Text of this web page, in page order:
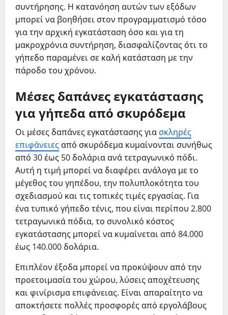
συντήρησης. Η κατανόηση αυτών των εξόδων
μπορεί να βοηθήσει στον προγραμματισμό τόσο
για την αρχική εγκατάσταση όσο και για τη
μακροχρόνια συντήρηση, διασφαλίζοντας ότι το
γήπεδο παραμένει σε καλή κατάσταση με την
πάροδο του χρόνου.
Μέσες δαπάνες εγκατάστασης
για γήπεδα από σκυρόδεμα
Οι μέσες δαπάνες εγκατάστασης γιασκληρές
επιφάνειεςαπό σκυρόδεμα κυμαίνονται συνήθως
από 30 έως 50 δολάρια ανά τετραγωνικό πόδι.
Αυτή η τιμή μπορεί να διαφέρει ανάλογα με το
μέγεθος του γηπέδου, την πολυπλοκότητα του
σχεδιασμού και τις τοπικές τιμές εργασίας. Για
ένα τυπικό γήπεδο τένις, που είναι περίπου 2.800
τετραγωνικά πόδια, το συνολικό κόστος
εγκατάστασης μπορεί να κυμαίνεται από 84.000
έως 140.000 δολάρια.
Επιπλέον έξοδα μπορεί να προκύψουν από την
προετοιμασία του χώρου, λύσεις αποχέτευσης
και φινίρισμα επιφάνειας. Είναι απαραίτητο να
αποκτήσετε πολλές προσφορές από εργολάβους